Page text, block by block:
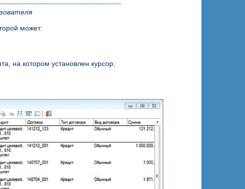
может:
на котором установлен курсор;